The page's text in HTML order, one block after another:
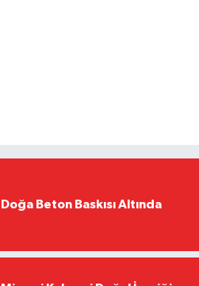
Doğa Beton Baskısı Altında